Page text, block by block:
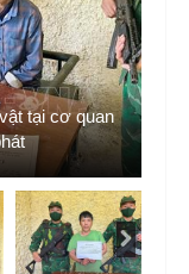
tại cơ quan